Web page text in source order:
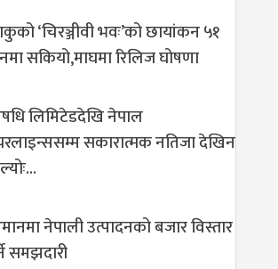
‘चिरञ्जीवी भवः’को छायांकन ५१
सकियो,माघमा रिलिज घोषणा
लिमिटेडदेखि नेपाल
सकारात्मक नतिजा देखिन
नेपाली उत्पादनको बजार विस्तार
समझदारी